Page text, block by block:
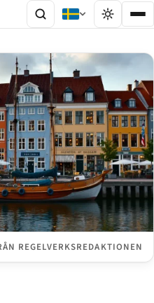
REGELVERKSREDAKTIONEN